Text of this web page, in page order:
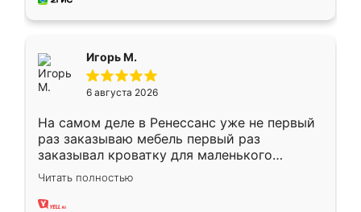
Игорь М.
6 августа 2026
На самом деле в Ренессанс уже не первый
раз заказываю мебель первый раз
заказывал кроватку для маленького
ребёнка при его рождении ,во второй раз
заказал шкаф-купе. По качеству очень
хорошее сборка достаточно быстрая,
Читать полностью